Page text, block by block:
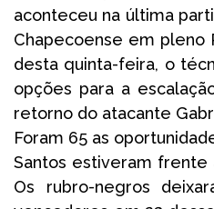
aconteceu na última
Chapecoense em pleno
desta quinta-feira, o
opções para a
retorno do atacante
Foram 65 as
Santos estiveram frente
Os rubro-negros